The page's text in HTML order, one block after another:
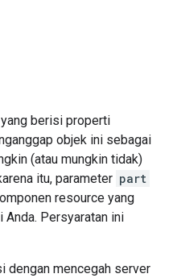
berisi properti
objek ini sebagai
(atau mungkin tidak)
itu, parameter part
resource yang
Anda. Persyaratan ini
dengan mencegah server